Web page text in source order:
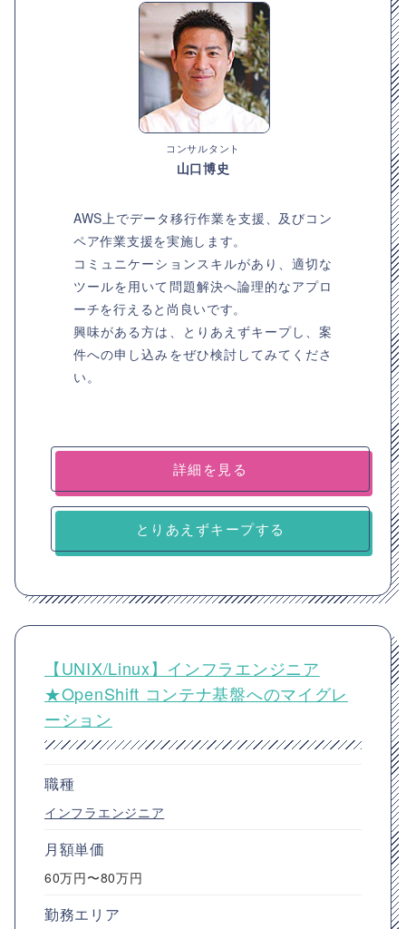
コンサルタント
山口博史
AWS上でデータ移行作業を支援、及びコン
ペア作業支援を実施します。
コミュニケーションスキルがあり、適切な
ツールを用いて問題解決へ論理的なアプロ
ーチを行えると尚良いです。
興味がある方は、とりあえずキープし、案
件への申し込みをぜひ検討してみてくださ
い。
詳細を見る
とりあえずキープする
【UNIX/Linux】インフラエンジニア
★OpenShift コンテナ基盤へのマイグレ
ーション
職種
インフラエンジニア
月額単価
60万円〜80万円
勤務エリア